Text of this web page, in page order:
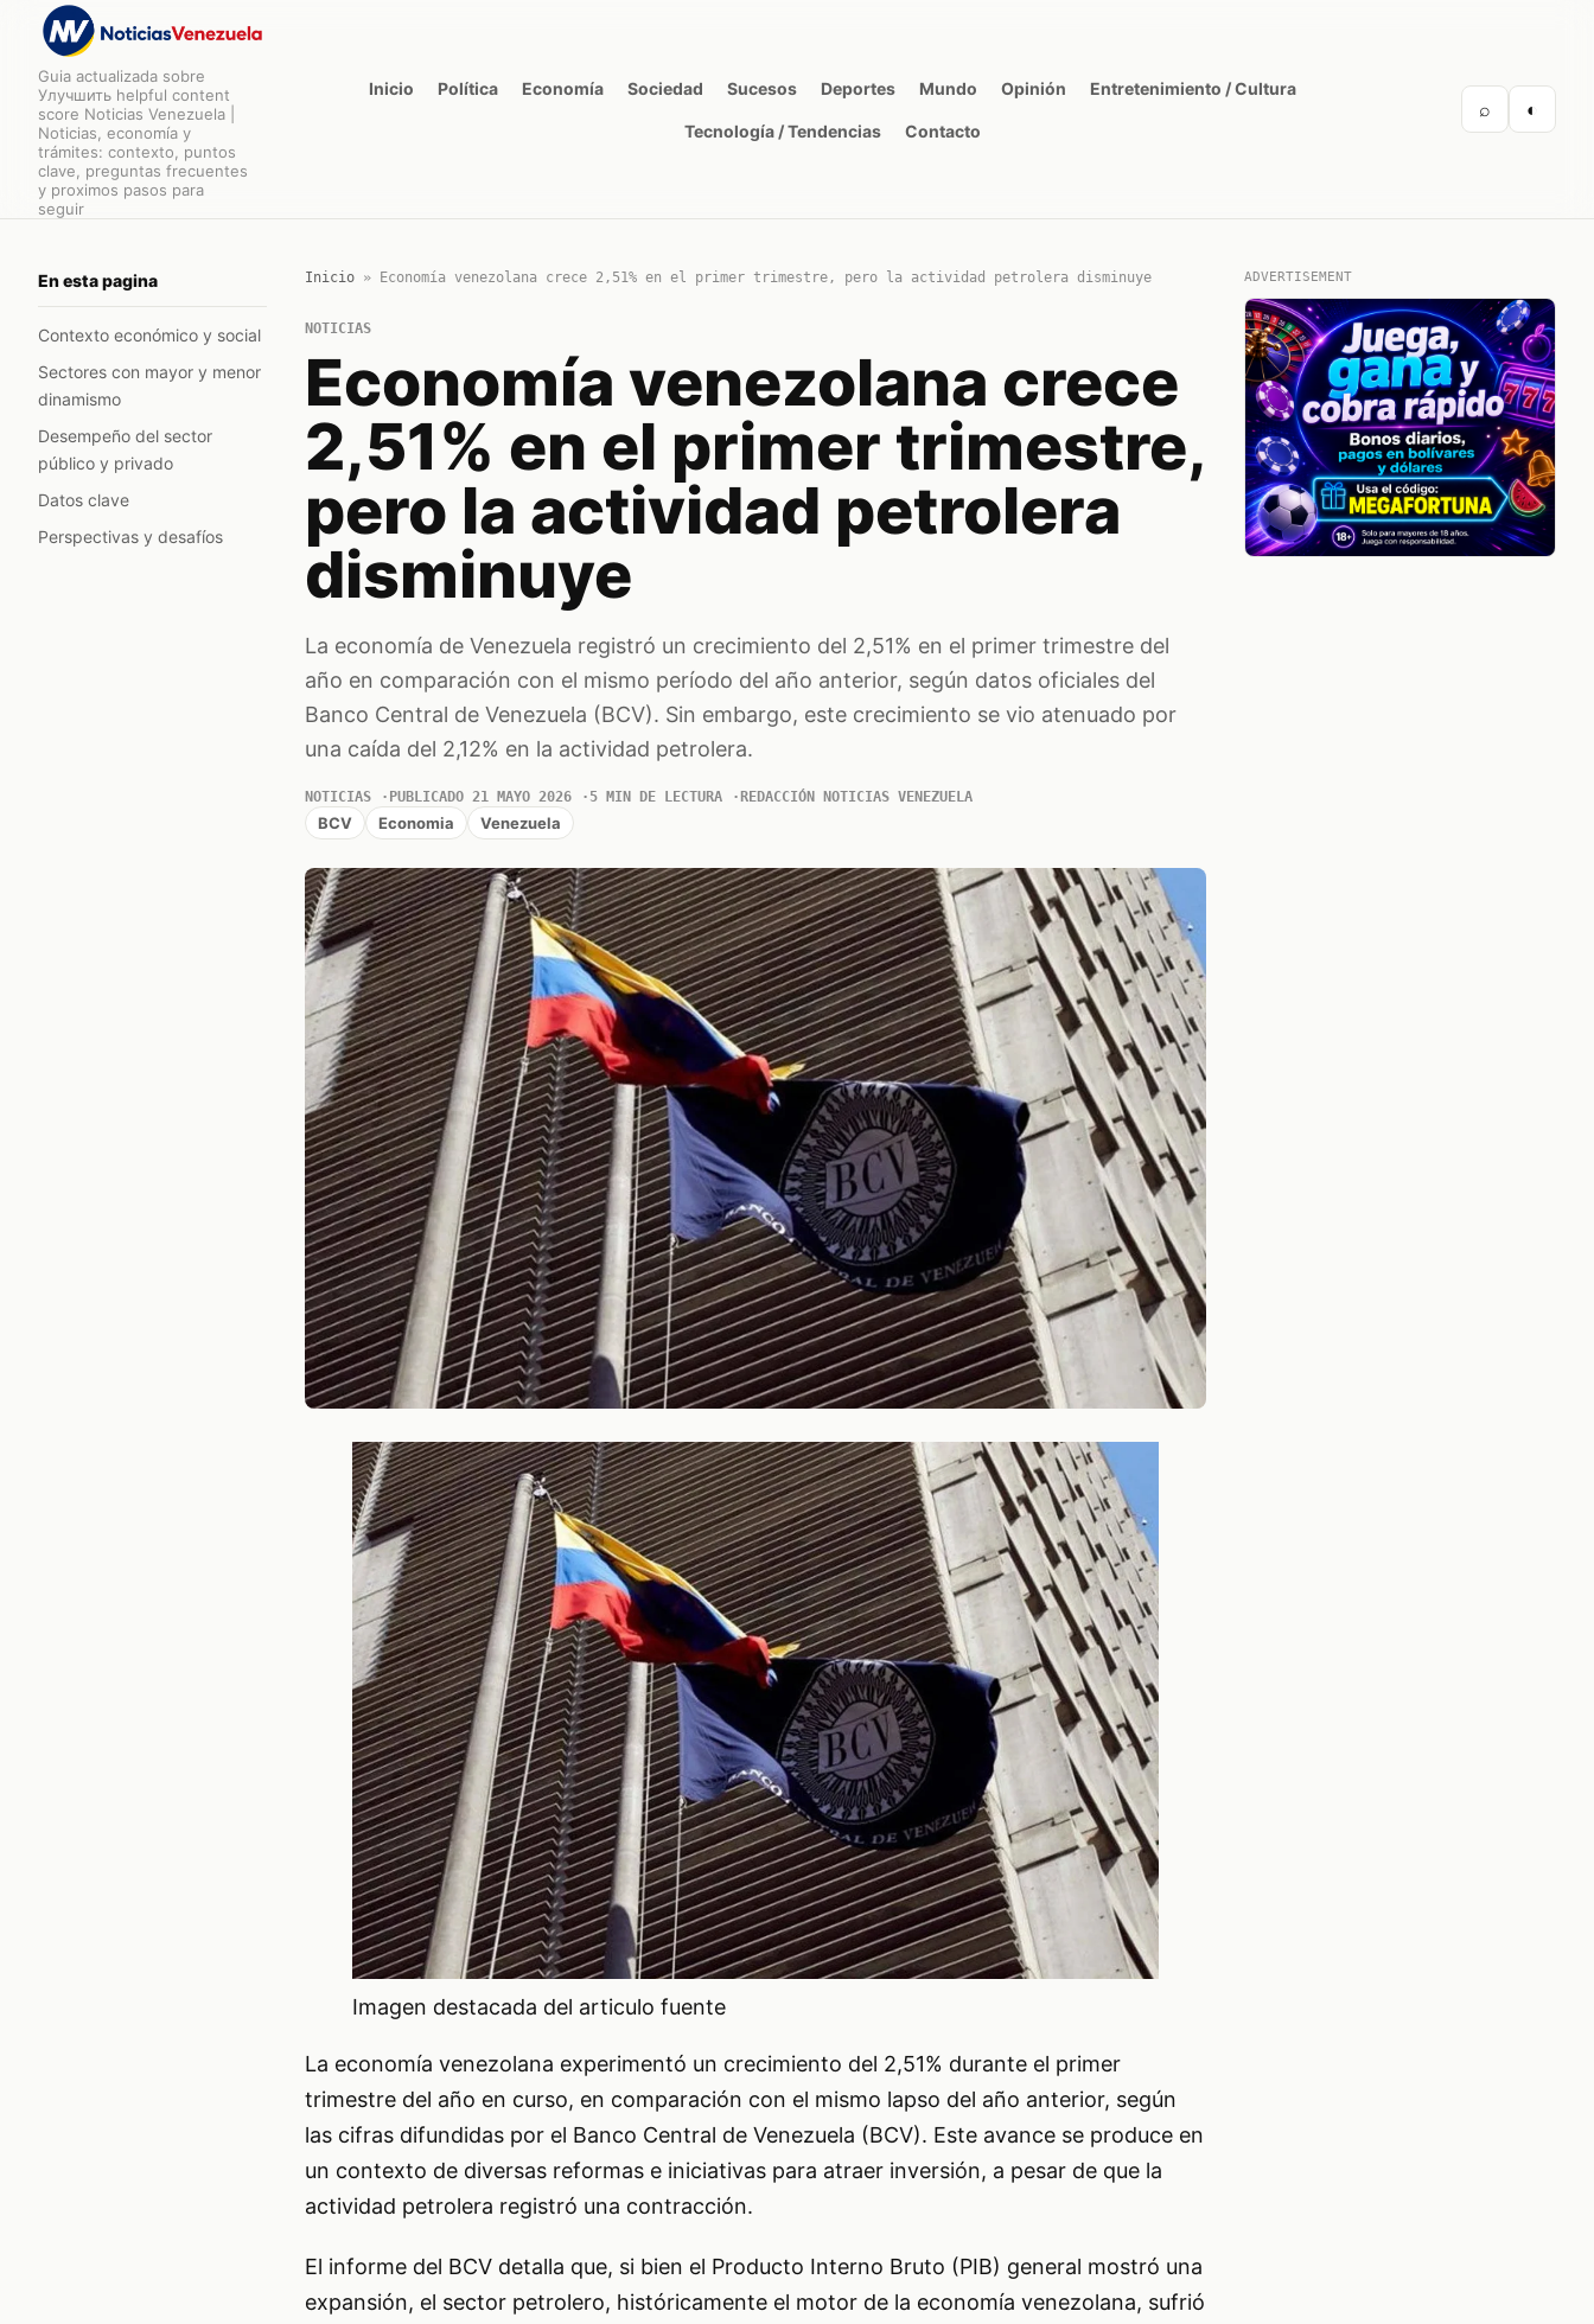
Guia actualizada sobre
Улучшить helpful content
score Noticias Venezuela |
Noticias, economía y
trámites: contexto, puntos
clave, preguntas frecuentes
y proximos pasos para
seguir
Inicio Política Economía Sociedad Sucesos Deportes Mundo Opinión Entretenimiento / Cultura
Tecnología / Tendencias Contacto
⌕ ◐
En esta pagina
Contexto económico y social
Sectores con mayor y menor
dinamismo
Desempeño del sector
público y privado
Datos clave
Perspectivas y desafíos
Inicio» Economía venezolana crece 2,51% en el primer trimestre, pero la actividad petrolera disminuye
NOTICIAS
Economía venezolana crece
2,51% en el primer trimestre,
pero la actividad petrolera
disminuye
La economía de Venezuela registró un crecimiento del 2,51% en el primer trimestre del
año en comparación con el mismo período del año anterior, según datos oficiales del
Banco Central de Venezuela (BCV). Sin embargo, este crecimiento se vio atenuado por
una caída del 2,12% en la actividad petrolera.
NOTICIAS PUBLICADO 21 MAYO 2026 5 MIN DE LECTURA REDACCIÓN NOTICIAS VENEZUELA
BCV Economia Venezuela
Imagen destacada del articulo fuente
La economía venezolana experimentó un crecimiento del 2,51% durante el primer
trimestre del año en curso, en comparación con el mismo lapso del año anterior, según
las cifras difundidas por el Banco Central de Venezuela (BCV). Este avance se produce en
un contexto de diversas reformas e iniciativas para atraer inversión, a pesar de que la
actividad petrolera registró una contracción.
El informe del BCV detalla que, si bien el Producto Interno Bruto (PIB) general mostró una
expansión, el sector petrolero, históricamente el motor de la economía venezolana, sufrió
ADVERTISEMENT